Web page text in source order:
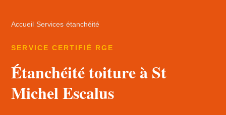
Accueil ›Services›étanchéité
SERVICE CERTIFIÉ RGE
Étanchéité toiture à St
Michel Escalus